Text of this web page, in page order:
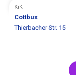
KiK
Cottbus
Thierbacher Str. 15